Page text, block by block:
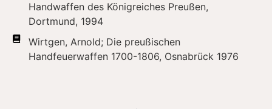
Handwaffen des Königreiches Preußen,
Dortmund, 1994
Wirtgen, Arnold; Die preußischen
Handfeuerwaffen 1700-1806, Osnabrück 1976